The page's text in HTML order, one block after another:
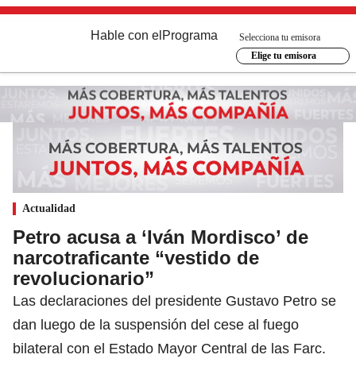
Hable con el Programa
Selecciona tu emisora
Elige tu emisora
Actualidad
Petro acusa a ‘Iván Mordisco’ de
narcotraficante “vestido de
revolucionario”
Las declaraciones del presidente Gustavo Petro se
dan luego de la suspensión del cese al fuego
bilateral con el Estado Mayor Central de las Farc.